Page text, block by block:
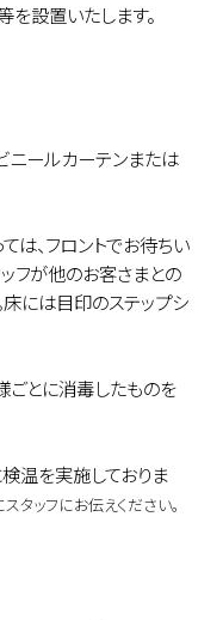
設置いたします。
ールカーテンまたは
は、フロントでお待ちい
フが他のお客さまとの
床には目印のステップシ
ごとに消毒したものを
温を実施しておりま
タッフにお伝えください。